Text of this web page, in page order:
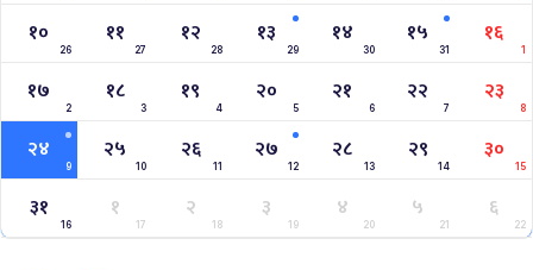
१०
26
११
27
१२
28
१३
29
१४
30
१५
31
१६
1
१७
2
१८
3
१९
4
२०
5
२१
6
२२
7
२३
8
२४
9
२५
10
२६
11
२७
12
२८
13
२९
14
३०
15
३१
16
१
17
२
18
३
19
४
20
५
21
६
22